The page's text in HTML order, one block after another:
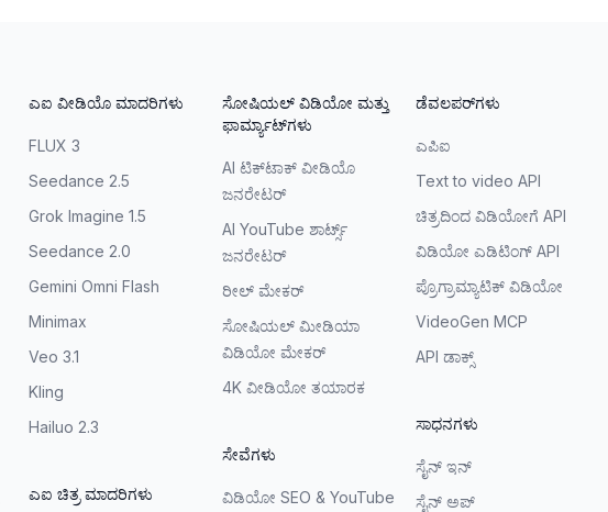
ಎಐ ವೀಡಿಯೊ ಮಾದರಿಗಳು
FLUX 3
Seedance 2.5
Grok Imagine 1.5
Seedance 2.0
Gemini Omni Flash
Minimax
Veo 3.1
Kling
Hailuo 2.3
ಎಐ ಚಿತ್ರ ಮಾದರಿಗಳು
ಸೋಷಿಯಲ್ ವಿಡಿಯೋ ಮತ್ತು
ಫಾರ್ಮ್ಯಾಟ್‌ಗಳು
AI ಟಿಕ್‌ಟಾಕ್ ವೀಡಿಯೊ
ಜನರೇಟರ್
AI YouTube ಶಾರ್ಟ್ಸ್
ಜನರೇಟರ್
ರೀಲ್ ಮೇಕರ್
ಸೋಷಿಯಲ್ ಮೀಡಿಯಾ
ವಿಡಿಯೋ ಮೇಕರ್
4K ವೀಡಿಯೋ ತಯಾರಕ
ಸೇವೆಗಳು
ವಿಡಿಯೋ SEO & YouTube
ಡೆವಲಪರ್‌ಗಳು
ಎಪಿಐ
Text to video API
ಚಿತ್ರದಿಂದ ವಿಡಿಯೋಗೆ API
ವಿಡಿಯೋ ಎಡಿಟಿಂಗ್ API
ಪ್ರೊಗ್ರಾಮ್ಯಾಟಿಕ್ ವಿಡಿಯೋ
VideoGen MCP
API ಡಾಕ್ಸ್
ಸಾಧನಗಳು
ಸೈನ್ ಇನ್
ಸೈನ್ ಅಪ್